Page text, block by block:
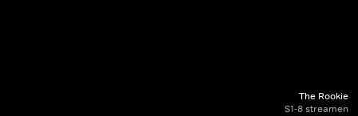
The Rookie
S1-8 streamen